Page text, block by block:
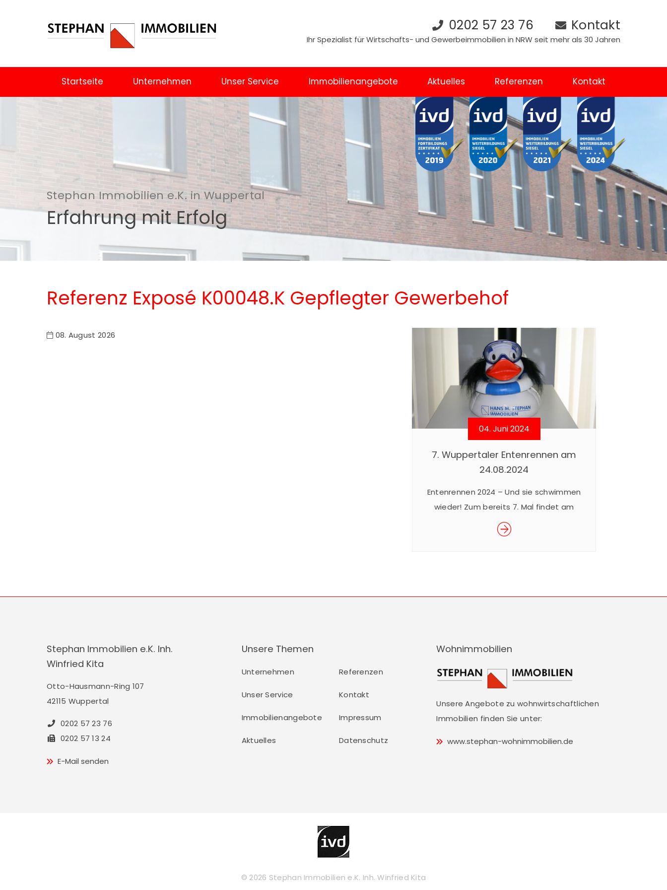
0202 57 23 76 Kontakt
Ihr Spezialist für Wirtschafts- und Gewerbeimmobilien in NRW seit mehr als 30 Jahren
Startseite Unternehmen Unser Service Immobilienangebote Aktuelles Referenzen Kontakt
Stephan Immobilien e.K. in Wuppertal
Erfahrung mit Erfolg
Referenz Exposé K00048.K Gepflegter Gewerbehof
08. August 2026
04. Juni 2024
7. Wuppertaler Entenrennen am
24.08.2024
Entenrennen 2024 – Und sie schwimmen
wieder! Zum bereits 7. Mal findet am
24.08.2024 das beliebte Wuppertaler
Entenrennen im Rahmen des
statt. Mit dem Kauf eines Enten-Loses für
Stephan Immobilien e.K. Inh.
Winfried Kita
Otto-Hausmann-Ring 107
42115 Wuppertal
0202 57 23 76
0202 57 13 24
E-Mail senden
Unsere Themen
Unternehmen Referenzen
Unser Service Kontakt
Immobilienangebote Impressum
Aktuelles Datenschutz
Wohnimmobilien
Unsere Angebote zu wohnwirtschaftlichen
Immobilien finden Sie unter:
www.stephan-wohnimmobilien.de
© 2026 Stephan Immobilien e.K. Inh. Winfried Kita